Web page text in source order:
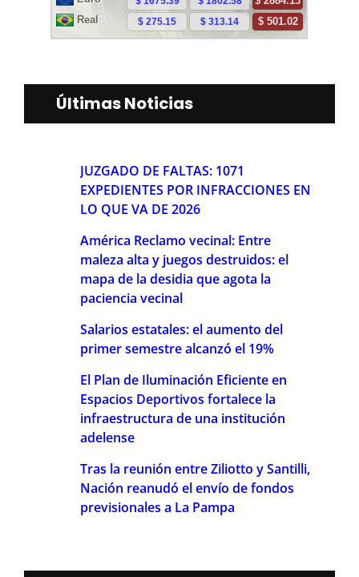
Últimas Noticias
JUZGADO DE FALTAS: 1071
EXPEDIENTES POR INFRACCIONES EN
LO QUE VA DE 2026
América Reclamo vecinal: Entre
maleza alta y juegos destruidos: el
mapa de la desidia que agota la
paciencia vecinal
Salarios estatales: el aumento del
primer semestre alcanzó el 19%
El Plan de Iluminación Eficiente en
Espacios Deportivos fortalece la
infraestructura de una institución
adelense
Tras la reunión entre Ziliotto y Santilli,
Nación reanudó el envío de fondos
previsionales a La Pampa